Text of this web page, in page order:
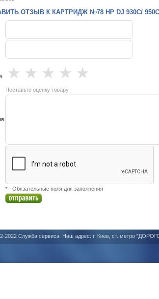
ОТЗЫВ К КАРТРИДЖ №78 HP DJ 930C/ 950C/
★
★
★
★
★
Поставьте оценку товару
* - Обязательные поля для заполнения
2022 Служба сервиса. Наш адрес: г. Киев, ст. метро